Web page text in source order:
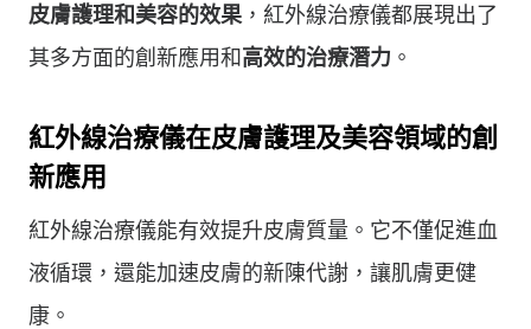
皮膚護理和美容的效果 ，紅外線治療儀都展現出了
其多方面的創新應用和高效的治療潛力 。
紅外線治療儀在皮膚護理及美容領域的創
新應用
紅外線治療儀能有效提升皮膚質量。它不僅促進血
液循環，還能加速皮膚的新陳代謝，讓肌膚更健
康。